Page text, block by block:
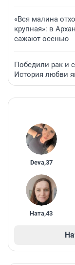
«Вся малина
крупная»: в
сажают осенью
Победили рак и
История любви
Deva,37
Ната,43